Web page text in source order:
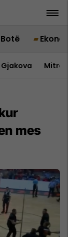
Botë
Gjakova
mes